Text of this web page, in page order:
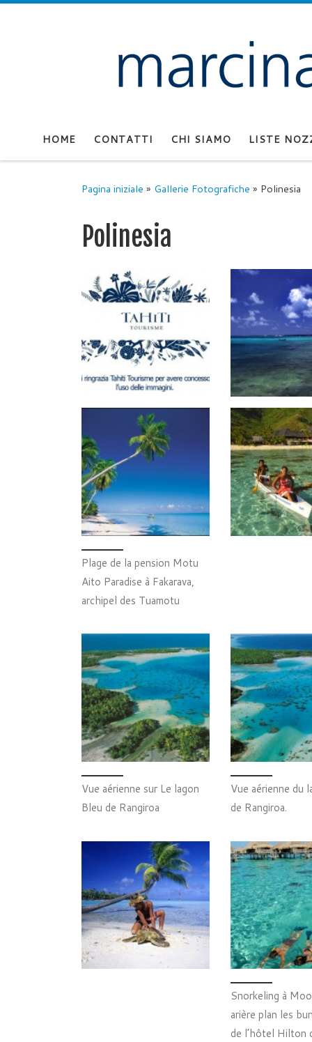
HOME CONTATTI CHI SIAMO LISTE
Pagina iniziale » Gallerie Fotografiche » Polinesia
Polinesia
Plage de la pension Motu
Aito Paradise à Fakarava,
archipel des Tuamotu
Vue aérienne sur Le lagon
Bleu de Rangiroa
Vue aérienne du
de Rangiroa.
Snorkeling à
arière plan les
de l’hôtel Hilton